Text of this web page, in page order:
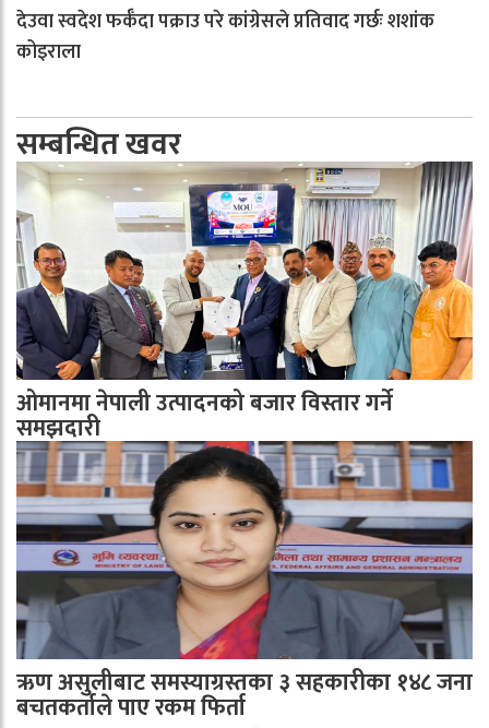
देउवा स्वदेश फर्कँदा पक्राउ परे कांग्रेसले प्रतिवाद गर्छः शशांक
कोइराला
सम्बन्धित खवर
ओमानमा नेपाली उत्पादनको बजार विस्तार गर्ने
समझदारी
ऋण असुलीबाट समस्याग्रस्तका ३ सहकारीका १४८ जना
बचतकर्ताले पाए रकम फिर्ता